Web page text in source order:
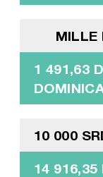
MILLE
1 491,63
10 000
14 916,35